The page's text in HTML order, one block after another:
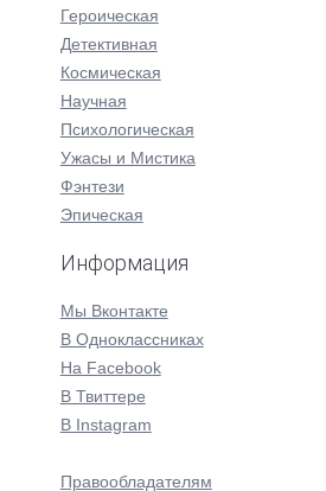
Героическая
Детективная
Космическая
Научная
Психологическая
Ужасы и Мистика
Фэнтези
Эпическая
Информация
Мы Вконтакте
В Одноклассниках
На Facebook
В Твиттере
В Instagram
Правообладателям